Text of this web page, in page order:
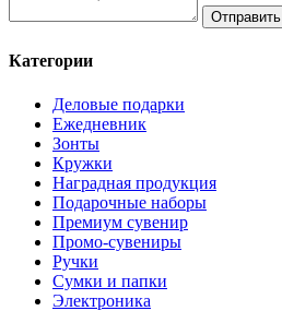
Отправить
Категории
Деловые подарки
Ежедневник
Зонты
Кружки
Наградная продукция
Подарочные наборы
Премиум сувенир
Промо-сувениры
Ручки
Сумки и папки
Электроника